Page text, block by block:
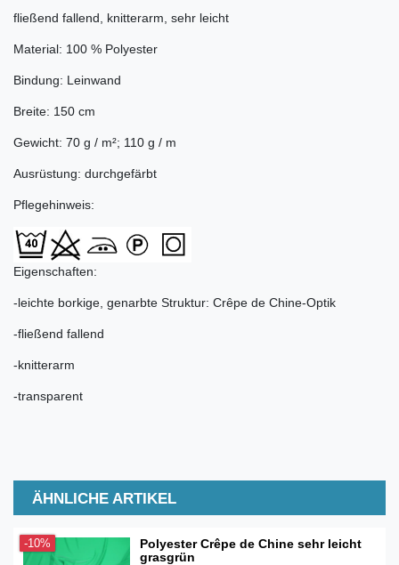
fließend fallend, knitterarm, sehr leicht
Material: 100 % Polyester
Bindung: Leinwand
Breite: 150 cm
Gewicht: 70 g / m²; 110 g / m
Ausrüstung: durchgefärbt
Pflegehinweis:
Eigenschaften:
-leichte borkige, genarbte Struktur: Crêpe de Chine-Optik
-fließend fallend
-knitterarm
-transparent
ÄHNLICHE ARTIKEL
-10%
Polyester Crêpe de Chine sehr leicht
grasgrün